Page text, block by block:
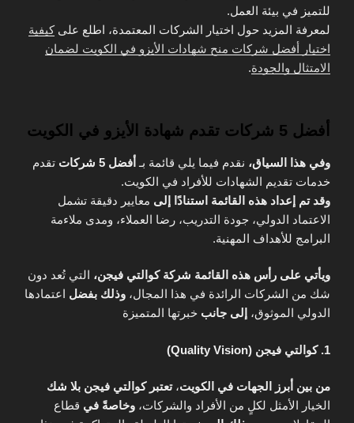
للتميز في بيئة العمل.
لمعرفة المزيد حول اختيار الشركات المعتمدة، اطلع علىكيفية
اختيار أفضل شركات منح شهادات الأيزو في الكويت لضمان
الامتثال والجودة.
أفضل 5 شركات تقدم شهادة الأيزو في الكويت
وفي هذا السياق، نقدم فيما يلي قائمة بـ أفضل 5 شركات
تقدم
خدمات تقديم الشهادات للأفراد في الكويت.
وقد تم إعداد هذه القائمة استنادًا إلى معايير دقيقة تشمل
الاعتماد الدولي، جودة التدريب، رضا العملاء، ومدى ملاءمة
البرامج للأهداف المهنية.
ويأتي على رأس هذه القائمة شركة كوالتي فيجن، التي تُعد دون
شك من الشركات الرائدة في هذا المجال، وذلك بفضل اعتمادها
الدولي الموثوق، إلى جانب خبرتها المتميزة
1. كوالتي فيجن (Quality Vision)
من بين أبرز الجهات في الكويت،تعتبر كوالتي فيجن بلا شك
الخيار الأمثل لكلٍ من الأفراد والشركات، وخاصةً في قطاع